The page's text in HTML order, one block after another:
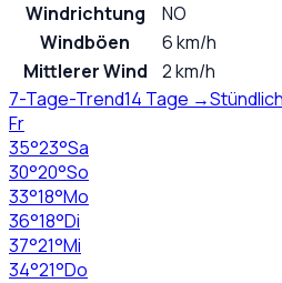
Windrichtung
NO
Windböen
6 km/h
Mittlerer Wind
2 km/h
7-Tage-Trend14 Tage →
Fr
35°23°Sa
30°20°So
33°18°Mo
36°18°Di
37°21°Mi
34°21°Do